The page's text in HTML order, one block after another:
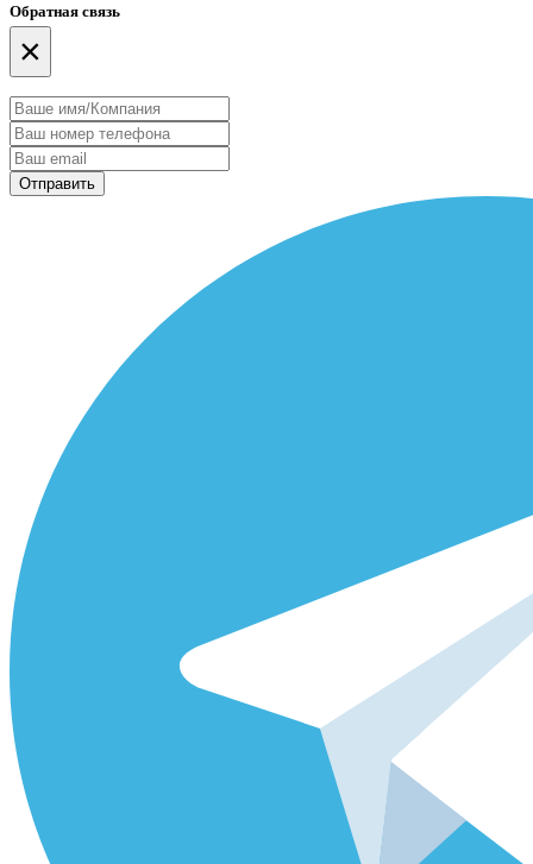
Обратная связь
×
Отправить